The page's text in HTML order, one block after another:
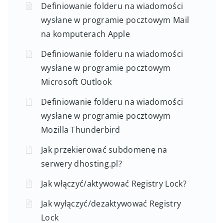
Definiowanie folderu na wiadomości
wysłane w programie pocztowym Mail
na komputerach Apple
Definiowanie folderu na wiadomości
wysłane w programie pocztowym
Microsoft Outlook
Definiowanie folderu na wiadomości
wysłane w programie pocztowym
Mozilla Thunderbird
Jak przekierować subdomenę na
serwery dhosting.pl?
Jak włączyć/aktywować Registry Lock?
Jak wyłączyć/dezaktywować Registry
Lock